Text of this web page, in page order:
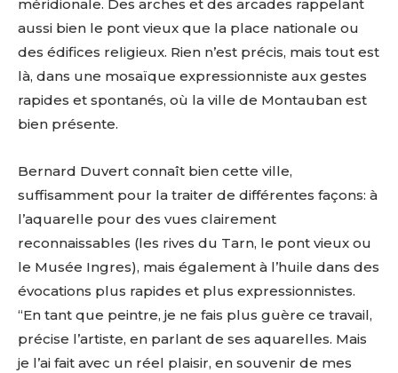
méridionale. Des arches et des arcades rappelant
aussi bien le pont vieux que la place nationale ou
des édifices religieux. Rien n’est précis, mais tout est
là, dans une mosaïque expressionniste aux gestes
rapides et spontanés, où la ville de Montauban est
bien présente.
Bernard Duvert connaît bien cette ville,
suffisamment pour la traiter de différentes façons: à
l’aquarelle pour des vues clairement
reconnaissables (les rives du Tarn, le pont vieux ou
le Musée Ingres), mais également à l’huile dans des
évocations plus rapides et plus expressionnistes.
“En tant que peintre, je ne fais plus guère ce travail,
précise l’artiste, en parlant de ses aquarelles. Mais
je l’ai fait avec un réel plaisir, en souvenir de mes